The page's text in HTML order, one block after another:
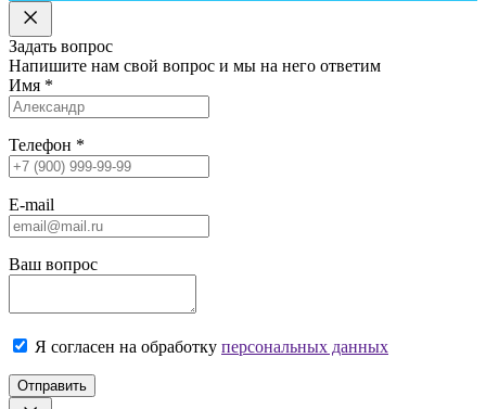
Задать вопрос
Напишите нам свой вопрос и мы на него ответим
Имя *
Телефон *
E-mail
Ваш вопрос
Я согласен на обработку персональных данных
Отправить